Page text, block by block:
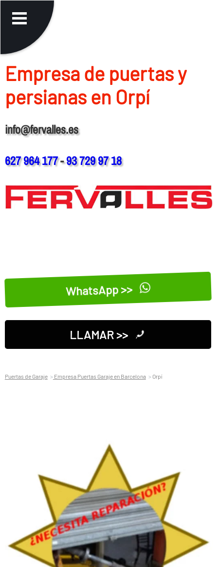
Empresa de puertas y
persianas en Orpí
info@fervalles.es
627 964 177-93 729 97 18
WhatsApp >>
LLAMAR >>
Puertas de Garaje Empresa Puertas Garaje en Barcelona Orpí